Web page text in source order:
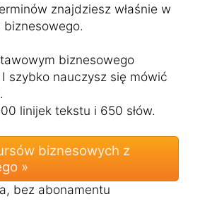
znajdziesz właśnie w
biznesowego
szybko nauczysz się mówić
linijek tekstu i 650 słów.
biznesowych z
»
bez abonamentu